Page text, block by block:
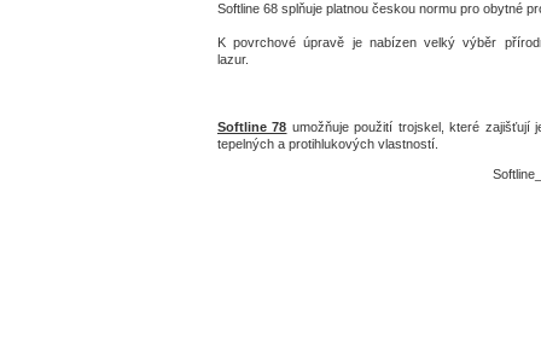
Softline 68 splňuje platnou českou normu pro obytné
K povrchové úpravě je nabízen velký výběr
lazur.
Softline 78 umožňuje použití trojskel, které zajišťují
tepelných a protihlukových vlastností.